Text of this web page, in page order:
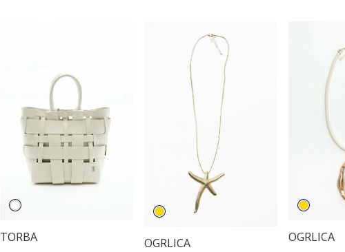
TORBA OGRLICA OGRLICA